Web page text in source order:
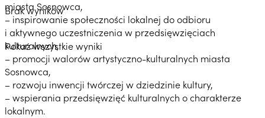
Brak wyników
Pokaż wszystkie wyniki
miasta Sosnowca,
– inspirowanie społeczności lokalnej do odbioru
i aktywnego uczestniczenia w przedsięwzięciach
kulturalnych,
– promocji walorów artystyczno-kulturalnych miasta
Sosnowca,
– rozwoju inwencji twórczej w dziedzinie kultury,
– wspierania przedsięwzięć kulturalnych o charakterze
lokalnym.